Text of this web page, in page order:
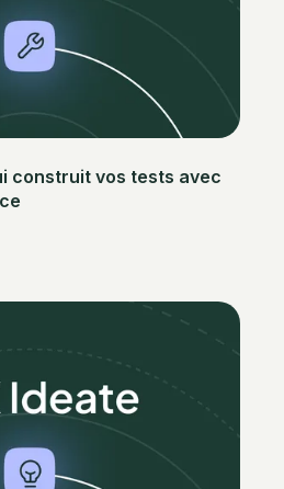
construit vos tests avec